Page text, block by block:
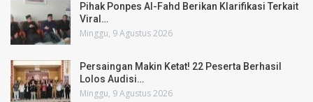
Pihak Ponpes Al-Fahd Berikan Klarifikasi Terkait
Viral…
Minggu, 9 Agustus 2026
Persaingan Makin Ketat! 22 Peserta Berhasil
Lolos Audisi…
Minggu, 9 Agustus 2026